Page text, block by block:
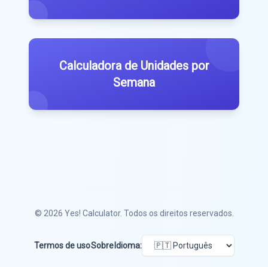
Calculadora de Unidades por
Semana
© 2026 Yes! Calculator. Todos os direitos reservados.
Termos de usoSobre Idioma: